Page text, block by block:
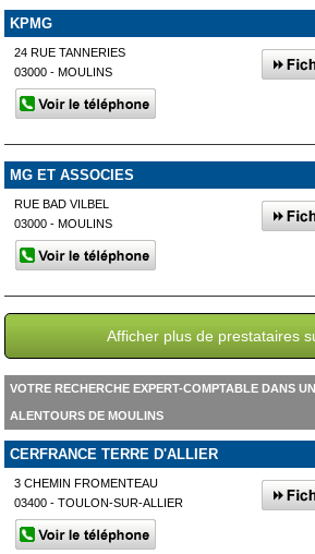
KPMG
24 RUE TANNERIES
03000 - MOULINS
MG ET ASSOCIES
RUE BAD VILBEL
03000 - MOULINS
Afficher plus de prestataires
VOTRE RECHERCHE EXPERT-COMPTABLE DANS
ALENTOURS DE MOULINS
CERFRANCE TERRE D'ALLIER
3 CHEMIN FROMENTEAU
03400 - TOULON-SUR-ALLIER